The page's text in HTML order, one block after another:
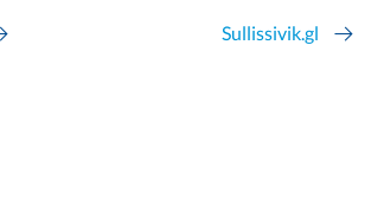
Sullissivik.gl